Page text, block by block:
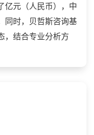
亿元（人民币），中
同时，贝哲斯咨询基
，结合专业分析方